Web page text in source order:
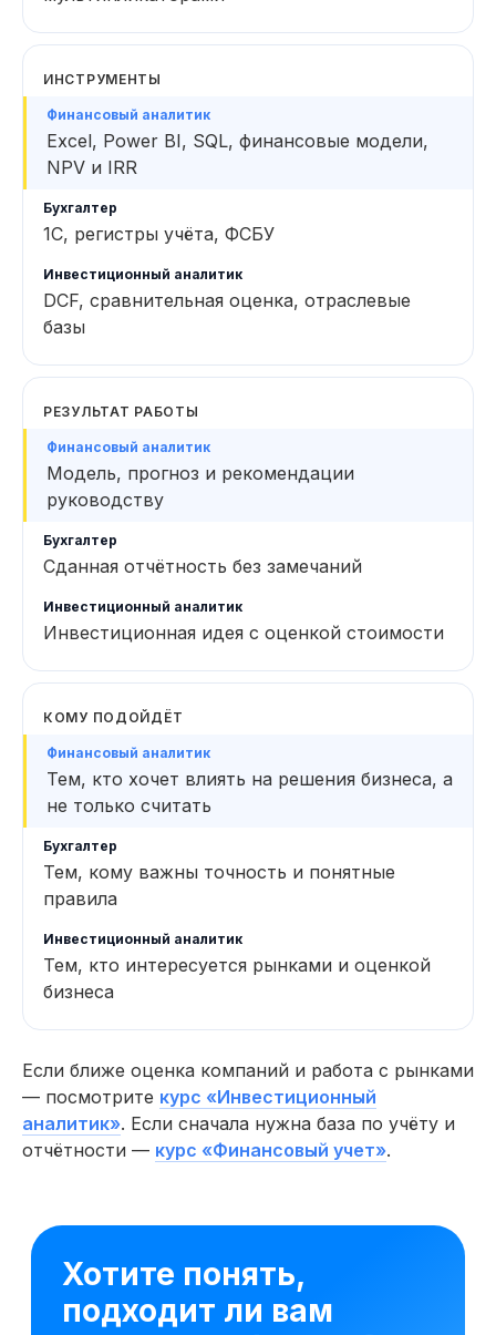
ИНСТРУМЕНТЫ
Excel, Power BI, SQL, финансовые модели,
NPV и IRR
1С, регистры учёта, ФСБУ
DCF, сравнительная оценка, отраслевые
базы
РЕЗУЛЬТАТ РАБОТЫ
Модель, прогноз и рекомендации
руководству
Сданная отчётность без замечаний
Инвестиционная идея с оценкой стоимости
КОМУ ПОДОЙДЁТ
Тем, кто хочет влиять на решения бизнеса, а
не только считать
Тем, кому важны точность и понятные
правила
Тем, кто интересуется рынками и оценкой
бизнеса
Если ближе оценка компаний и работа с рынками
— посмотрите курс «Инвестиционный
аналитик». Если сначала нужна база по учёту и
отчётности — курс «Финансовый учет».